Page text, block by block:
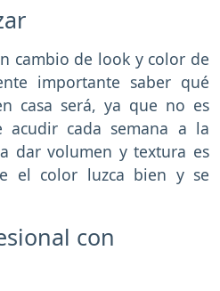
cambio de look y color de
importante saber qué
casa será, ya que no es
acudir cada semana a la
dar volumen y textura es
el color luzca bien y se
con